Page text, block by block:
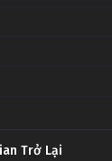
Trở Lại